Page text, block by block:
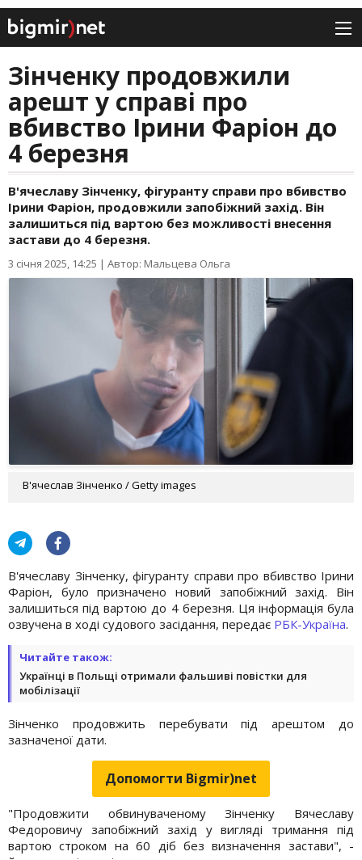
Зінченку продовжили
арешт у справі про
вбивство Ірини Фаріон до
4 березня
В'ячеславу Зінченку, фігуранту справи про вбивство
Ірини Фаріон, продовжили запобіжний захід. Він
залишиться під вартою без можливості внесення
застави до 4 березня.
3 січня 2025, 14:25 | Автор: Мальцева Ольга
В'ячеслав Зінченко / Getty images
В'ячеславу Зінченку, фігуранту справи про вбивство Ірини
Фаріон, було призначено новий запобіжний захід. Він
залишиться під вартою до 4 березня. Ця інформація була
озвучена в ході судового засідання, передає РБК-Україна.
Читайте також:
Українці в Польщі отримали фальшиві повістки для
мобілізації
Зінченко продовжить перебувати під арештом до
зазначеної дати.
Допомогти Bigmir)net
"Продовжити обвинуваченому Зінченку Вячеславу
Федоровичу запобіжний захід у вигляді тримання під
вартою строком на 60 діб без визначення застави", -